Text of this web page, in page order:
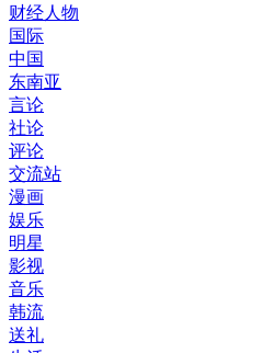
财经人物
国际
中国
东南亚
言论
社论
评论
交流站
漫画
娱乐
明星
影视
音乐
韩流
送礼